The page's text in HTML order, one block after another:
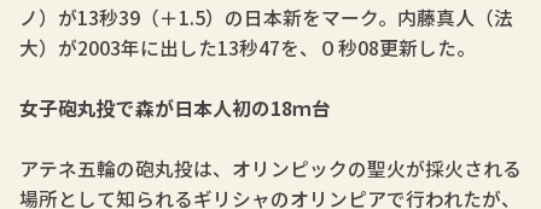
ノ）が13秒39（＋1.5）の日本新をマーク。内藤真人（法
大）が2003年に出した13秒47を、０秒08更新した。
女子砲丸投で森が日本人初の18ｍ台
アテネ五輪の砲丸投は、オリンピックの聖火が採火される
場所として知られるギリシャのオリンピアで行われたが、